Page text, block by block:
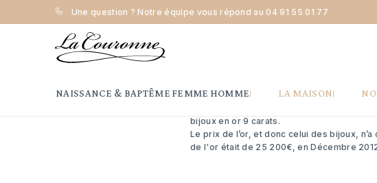
Une question ? Notre équipe vous répond au 04 91 55 01 77
NAISSANCE & BAPTÊME FEMME HOMME LA MAISON
Accueil Différence entre le 9 et le 18 carats
différence est vraiment significative, c’est
bijoux en or 9 carats.
Le prix de l’or, et donc celui des bijoux,
de l'or était de 25 200€, en Décembre